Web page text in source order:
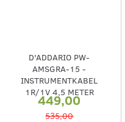
D'ADDARIO PW-
AMSGRA-15 -
INSTRUMENTKABEL
1R/1V 4,5 METER
449,00
535,00